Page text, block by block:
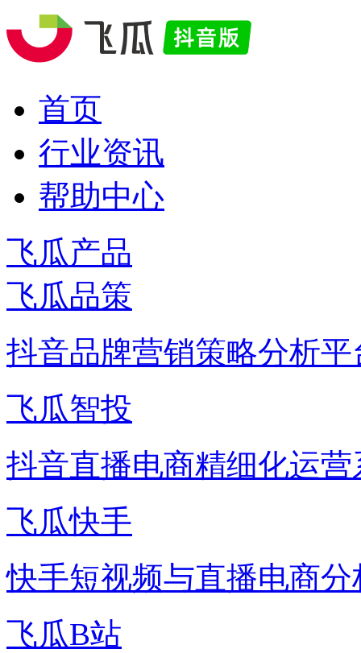
首页
行业资讯
帮助中心
飞瓜产品
飞瓜品策
抖音品牌营销策略分析平
飞瓜智投
抖音直播电商精细化运营
飞瓜快手
快手短视频与直播电商分
飞瓜B站